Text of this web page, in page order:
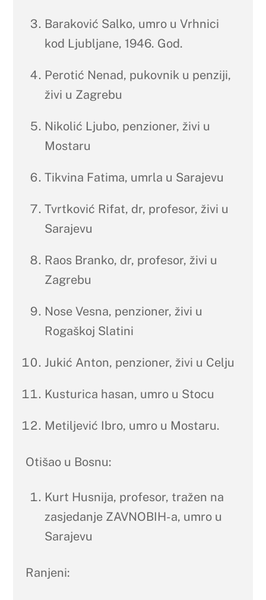
Baraković Salko, umro u Vrhnici
kod Ljubljane, 1946. God.
Perotić Nenad, pukovnik u penziji,
živi u Zagrebu
Nikolić Ljubo, penzioner, živi u
Mostaru
Tikvina Fatima, umrla u Sarajevu
Tvrtković Rifat, dr, profesor, živi u
Sarajevu
Raos Branko, dr, profesor, živi u
Zagrebu
Nose Vesna, penzioner, živi u
Rogaškoj Slatini
Jukić Anton, penzioner, živi u Celju
Kusturica hasan, umro u Stocu
Metiljević Ibro, umro u Mostaru.
Otišao u Bosnu:
Kurt Husnija, profesor, tražen na
zasjedanje ZAVNOBIH-a, umro u
Sarajevu
Ranjeni: